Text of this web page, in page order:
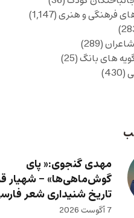
فرهنگی و هنری(1,147)
(289)
های بانگ(25)
(430)
مهدی گنجوی:« پای
گوش‌ماهی‌ها» – شهیار
تاریخ شنیداری شعر
7 آگوست 2026